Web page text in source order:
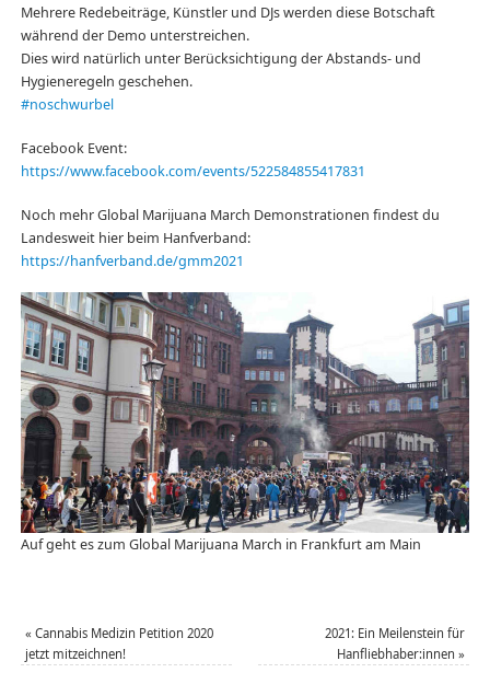
Mehrere Redebeiträge, Künstler und DJs werden diese Botschaft
während der Demo unterstreichen.
Dies wird natürlich unter Berücksichtigung der Abstands- und
Hygieneregeln geschehen.
#noschwurbel
Facebook Event:
https://www.facebook.com/events/522584855417831
Noch mehr Global Marijuana March Demonstrationen findest du
Landesweit hier beim Hanfverband:
https://hanfverband.de/gmm2021
Auf geht es zum Global Marijuana March in Frankfurt am Main
« Cannabis Medizin Petition 2020
jetzt mitzeichnen!
2021: Ein Meilenstein für
Hanfliebhaber:innen»